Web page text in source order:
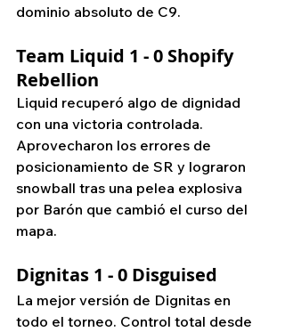
dominio absoluto de C9.
Team Liquid 1 - 0 Shopify
Rebellion
Liquid recuperó algo de dignidad
con una victoria controlada.
Aprovecharon los errores de
posicionamiento de SR y lograron
snowball tras una pelea explosiva
por Barón que cambió el curso del
mapa.
Dignitas 1 - 0 Disguised
La mejor versión de Dignitas en
todo el torneo. Control total desde